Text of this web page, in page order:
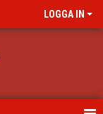
LOGGA IN